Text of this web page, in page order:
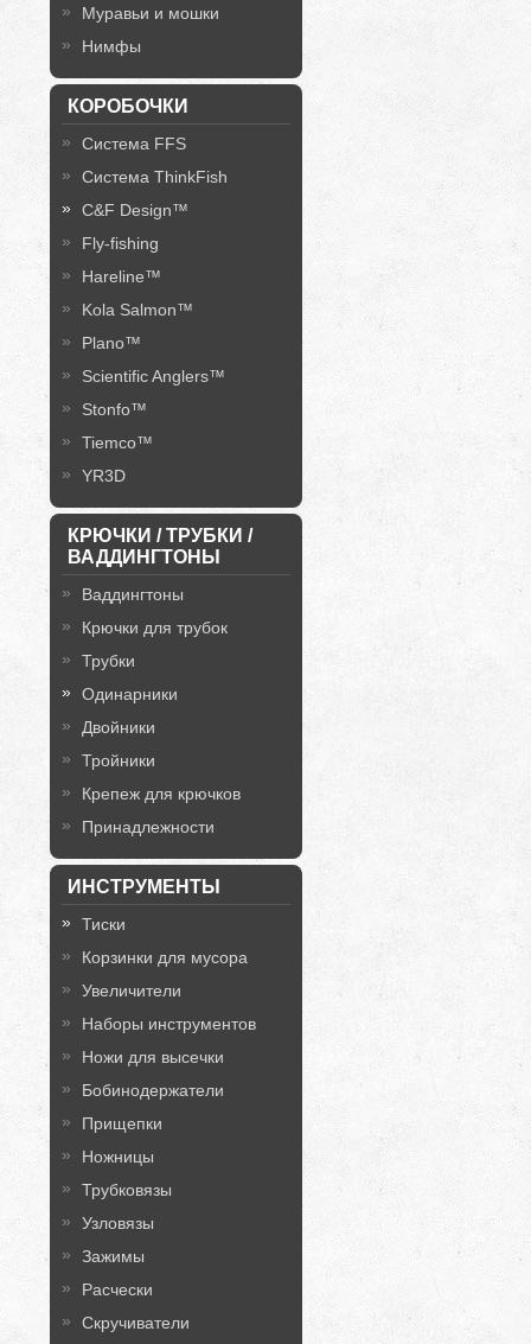
Муравьи и мошки
Нимфы
КОРОБОЧКИ
Система FFS
Система ThinkFish
C&F Design™
Fly-fishing
Hareline™
Kola Salmon™
Plano™
Scientific Anglers™
Stonfo™
Tiemco™
YR3D
КРЮЧКИ / ТРУБКИ /
ВАДДИНГТОНЫ
Ваддингтоны
Крючки для трубок
Трубки
Одинарники
Двойники
Тройники
Крепеж для крючков
Принадлежности
ИНСТРУМЕНТЫ
Тиски
Корзинки для мусора
Увеличители
Наборы инструментов
Ножи для высечки
Бобинодержатели
Прищепки
Ножницы
Трубковязы
Узловязы
Зажимы
Расчески
Скручиватели